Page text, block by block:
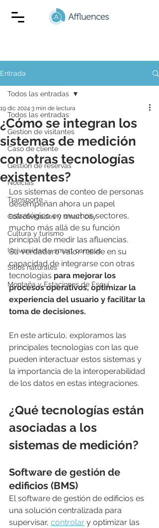
Entrada
Todos las entradas
Gestion de visitantes
Caso de cliente
Gestión de reservas
Noticias
Transporte
Colectividades y smart city
Cultura y turismo
Universidad y smart campus
Sitios naturales
Montaña y Estaciones de Esquí
Todos las entradas
¿Cómo se integran los
sistemas de medición
con otras tecnologías
existentes?
19 dic 2024 3 min de lectura
Los sistemas de conteo de personas
desempeñan ahora un papel
estratégico en muchos sectores,
mucho más allá de su función
principal de medir las afluencias.
Su verdadero valor reside en su
capacidad de integrarse con otras
tecnologías para mejorar los
procesos operativos, optimizar la
experiencia del usuario y facilitar la
toma de decisiones.
En este artículo, exploramos las
principales tecnologías con las que
pueden interactuar estos sistemas y
la importancia de la interoperabilidad
de los datos en estas integraciones.
¿Qué tecnologías están
asociadas a los
sistemas de medición?
Software de gestión de
edificios (BMS)
El software de gestión de edificios es
una solución centralizada para
supervisar, controlar y optimizar las